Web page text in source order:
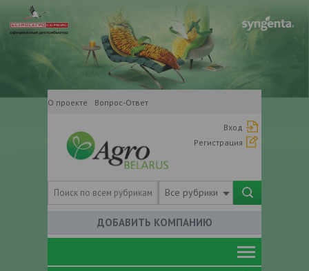
О проекте Вопрос-Ответ
Вход
Регистрация
Все рубрики
ДОБАВИТЬ КОМПАНИЮ